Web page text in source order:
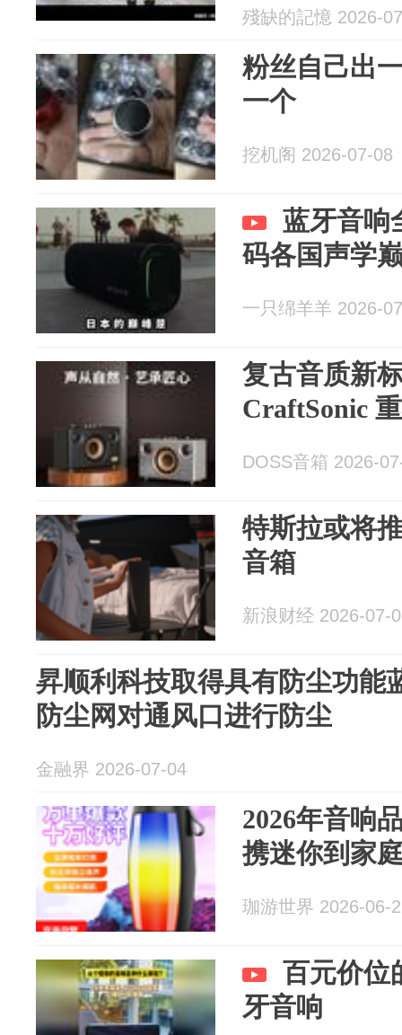
殘缺的記憶 2026-
粉丝自己出
一个
挖机阁 2026-07-08
蓝牙音响
码各国声学
一只绵羊羊 2026-
复古音质新
CraftSonic
DOSS音箱 2026-
特斯拉或将
音箱
新浪财经 2026-07-
昇顺利科技取得具有防尘功能
防尘网对通风口进行防尘
金融界 2026-07-04
2026年音响
携迷你到家
珈游世界 2026-06-
百元价位
牙音响